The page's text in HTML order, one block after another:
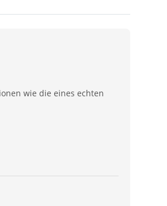
wie die eines echten